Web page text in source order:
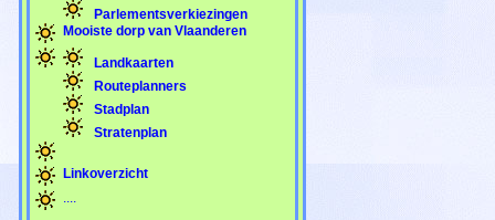
Parlementsverkiezingen
Mooiste dorp van Vlaanderen
Landkaarten
Routeplanners
Stadplan
Stratenplan
Linkoverzicht